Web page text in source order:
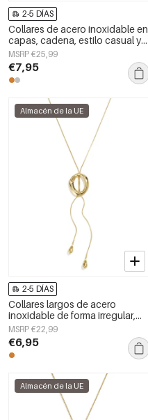
2-5 DÍAS
Collares de acero inoxidable en
capas, cadena, estilo casual y
sencillo para uso diario, joyería
para mujer.
MSRP €25,99
€7,95
Almacén de la UE
2-5 DÍAS
Collares largos de acero
inoxidable de forma irregular,
sencillos, de la serie Simple
Daily para mujer.
MSRP €22,99
€6,95
Almacén de la UE